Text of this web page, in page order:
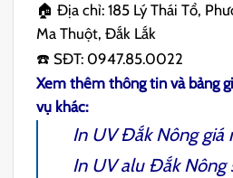
🏠 Địa chỉ: 185 Lý Thái Tổ,
Ma Thuột, Đắk Lắk
☎️ SĐT: 0947.85.0022
Xem thêm thông tin và bảng
vụ khác:
In UV Đắk Nônggiá
In UV alu Đắk Nông